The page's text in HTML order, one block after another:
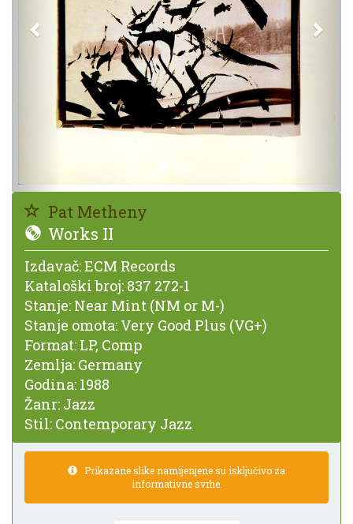
Pat Metheny
Works II
Izdavač:ECM Records
Kataloški broj: 837 272-1
Stanje: Near Mint (NM or M-)
Stanje omota: Very Good Plus (VG+)
Format: LP, Comp
Zemlja: Germany
Godina: 1988
Žanr: Jazz
Stil: Contemporary Jazz
Prikazane slike namijenjene su isključivo za
informativne svrhe.